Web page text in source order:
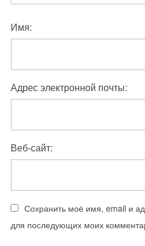
Имя:
Адрес электронной почты:
Веб-сайт:
Сохранить моё имя, email и
для последующих моих